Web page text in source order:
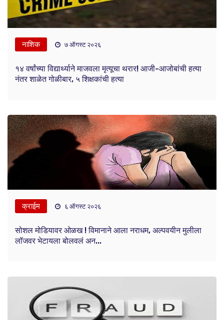
नाशिक ७ ऑगस्ट २०२६
१४ वर्षांच्या विद्यार्थ्याने माजवला मृत्यूचा थरार! आजी-आजोबांची हत्या
नंतर शाळेत गोळीबार, ५ शिक्षकांची हत्या
क्राईम ६ ऑगस्ट २०२६
सोशल मोडियावर ओळख ! विमानाने आला नराधम, अल्पवयीन मुलीला
लॉजवर भेटायला बोलवलं अन...